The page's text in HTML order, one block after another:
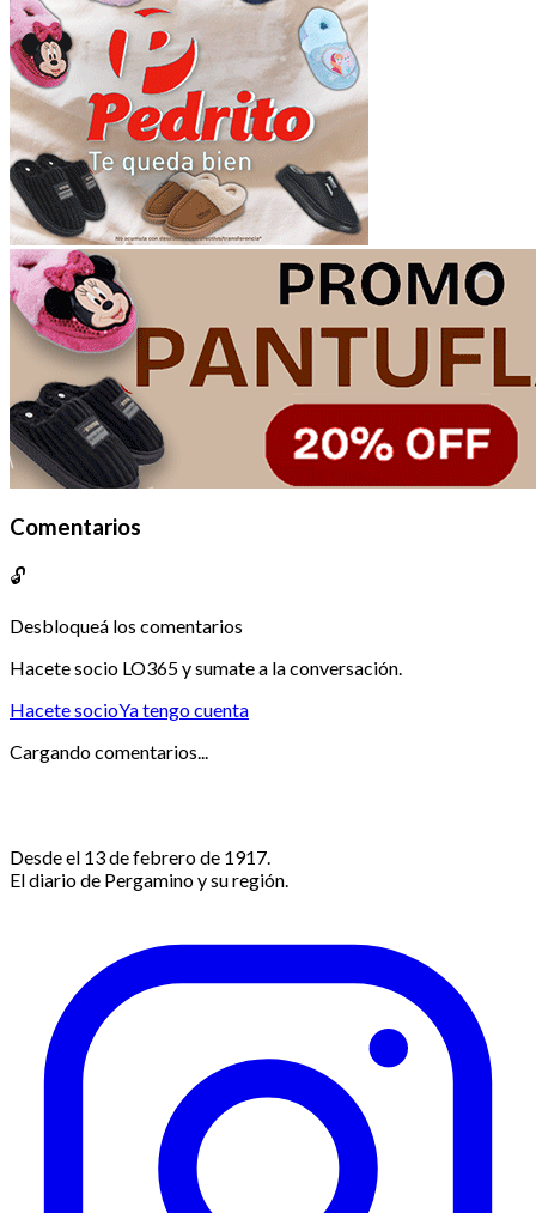
Comentarios
🔓
Desbloqueá los comentarios
Hacete socio LO365 y sumate a la conversación.
Hacete socioYa tengo cuenta
Cargando comentarios...
Desde el 13 de febrero de 1917.
El diario de Pergamino y su región.